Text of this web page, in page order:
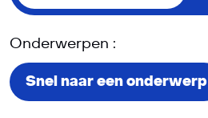
Onderwerpen :
Snel naar een onderwerp